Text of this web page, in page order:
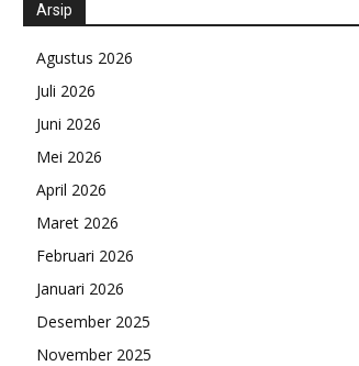
Arsip
Agustus 2026
Juli 2026
Juni 2026
Mei 2026
April 2026
Maret 2026
Februari 2026
Januari 2026
Desember 2025
November 2025